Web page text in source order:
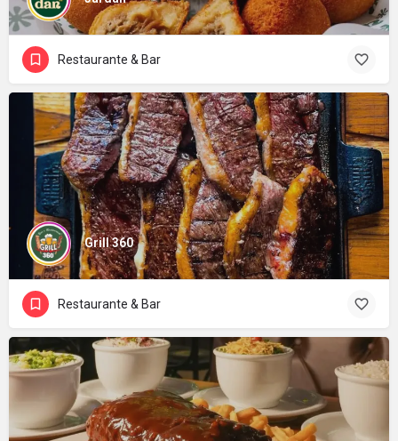
Restaurante & Bar
Grill 360
Restaurante & Bar